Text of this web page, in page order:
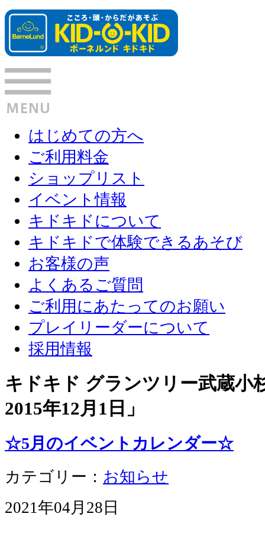
はじめての方へ
ご利用料金
ショップリスト
イベント情報
キドキドについて
キドキドで体験できるあそび
お客様の声
よくあるご質問
ご利用にあたってのお願い
プレイリーダーについて
採用情報
キドキド グランツリー武蔵
2015年12月1日 」
☆5月のイベントカレンダー☆
カテゴリー： お知らせ
2021年04月28日